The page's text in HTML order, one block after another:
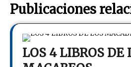
Publicaciones
LOS 4 LIBROS DE